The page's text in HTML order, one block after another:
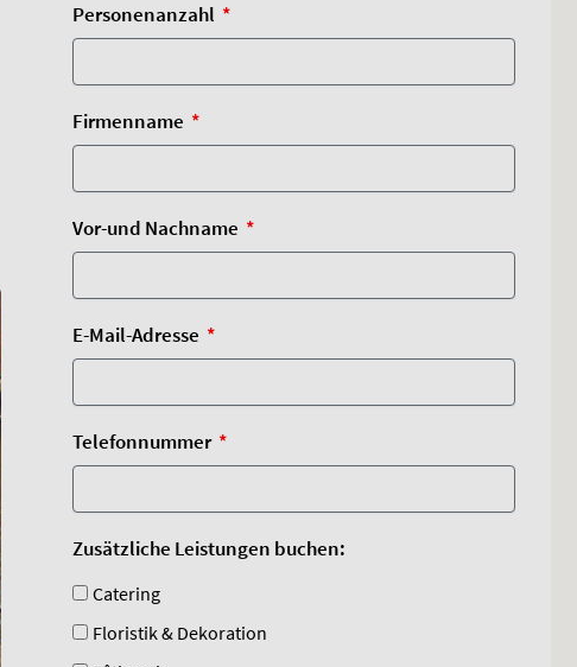
Personenanzahl
Firmenname
Vor-und Nachname
E-Mail-Adresse
Telefonnummer
Zusätzliche Leistungen buchen:
Catering
Floristik & Dekoration